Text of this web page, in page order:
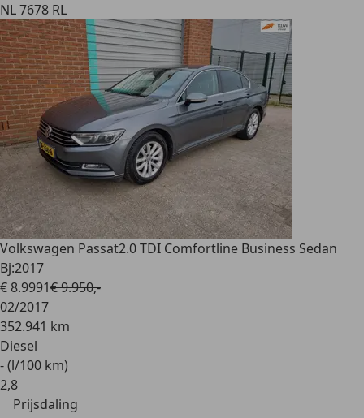
NL 7678 RL
Volkswagen Passat2.0 TDI Comfortline Business Sedan
Bj:2017
€ 8.9991€ 9.950,-
02/2017
352.941 km
Diesel
- (l/100 km)
2,8
Prijsdaling